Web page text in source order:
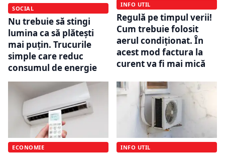
SOCIAL
Nu trebuie să stingi
lumina ca să plătești
mai puțin. Trucurile
simple care reduc
consumul de energie
INFO UTIL
Regulă pe timpul verii!
Cum trebuie folosit
aerul condiționat. În
acest mod factura la
curent va fi mai mică
ECONOMIE INFO UTIL